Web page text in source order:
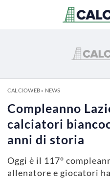
CALCIOWEB» NEWS
Compleanno
calciatori
anni di storia
Oggi è il 117°
allenatore e giocatori